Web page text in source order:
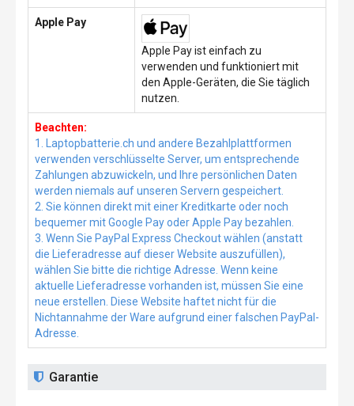
Apple Pay
Apple Pay ist einfach zu
verwenden und funktioniert mit
den Apple-Geräten, die Sie täglich
nutzen.
Beachten:
1. Laptopbatterie.ch und andere Bezahlplattformen
verwenden verschlüsselte Server, um entsprechende
Zahlungen abzuwickeln, und Ihre persönlichen Daten
werden niemals auf unseren Servern gespeichert.
2. Sie können direkt mit einer Kreditkarte oder noch
bequemer mit Google Pay oder Apple Pay bezahlen.
3. Wenn Sie PayPal Express Checkout wählen (anstatt
die Lieferadresse auf dieser Website auszufüllen),
wählen Sie bitte die richtige Adresse. Wenn keine
aktuelle Lieferadresse vorhanden ist, müssen Sie eine
neue erstellen. Diese Website haftet nicht für die
Nichtannahme der Ware aufgrund einer falschen PayPal-
Adresse.
Garantie